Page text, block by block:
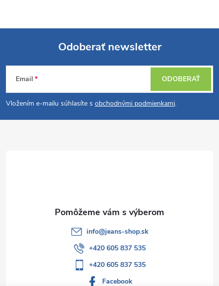
Z
á
p
Odoberať newsletter
Email
Vložením e-mailu súhlasíte s obchodnými podmienkami.
ODOBERAŤ
info@jeans-shop.sk
+420 605 837 535
+420 605 837 535
Facebook